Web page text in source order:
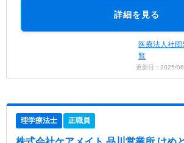
詳細を見る
医療法人社
覧
更新日：2025/
理学療法士 正職員